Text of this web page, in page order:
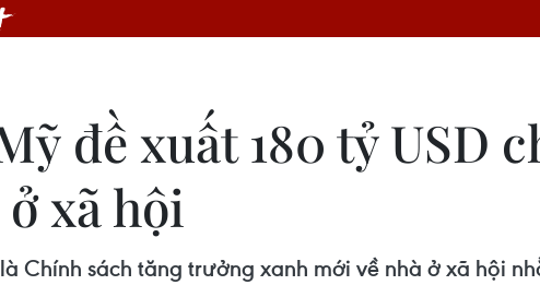
đề xuất 180 tỷ USD
xã hội
Chính sách tăng trưởng xanh mới về nhà ở xã hội